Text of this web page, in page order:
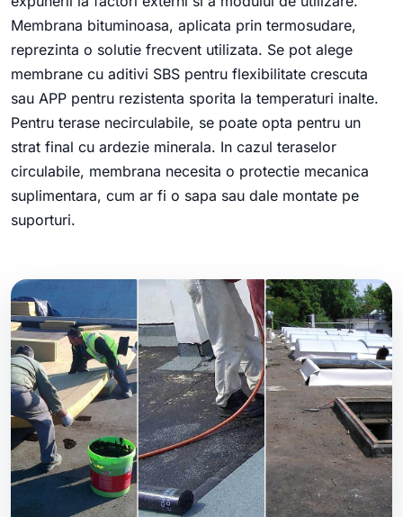
Membrana bituminoasa, aplicata prin termosudare,
reprezinta o solutie frecvent utilizata. Se pot alege
membrane cu aditivi SBS pentru flexibilitate crescuta
sau APP pentru rezistenta sporita la temperaturi inalte.
Pentru terase necirculabile, se poate opta pentru un
strat final cu ardezie minerala. In cazul teraselor
circulabile, membrana necesita o protectie mecanica
suplimentara, cum ar fi o sapa sau dale montate pe
suporturi.